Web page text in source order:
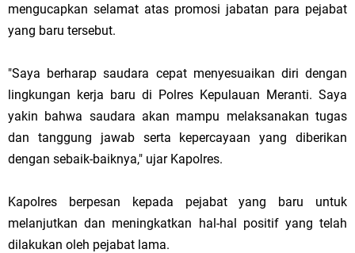
mengucapkan selamat atas promosi jabatan para pejabat
yang baru tersebut.
"Saya berharap saudara cepat menyesuaikan diri dengan
lingkungan kerja baru di Polres Kepulauan Meranti. Saya
yakin bahwa saudara akan mampu melaksanakan tugas
dan tanggung jawab serta kepercayaan yang diberikan
dengan sebaik-baiknya," ujar Kapolres.
Kapolres berpesan kepada pejabat yang baru untuk
melanjutkan dan meningkatkan hal-hal positif yang telah
dilakukan oleh pejabat lama.